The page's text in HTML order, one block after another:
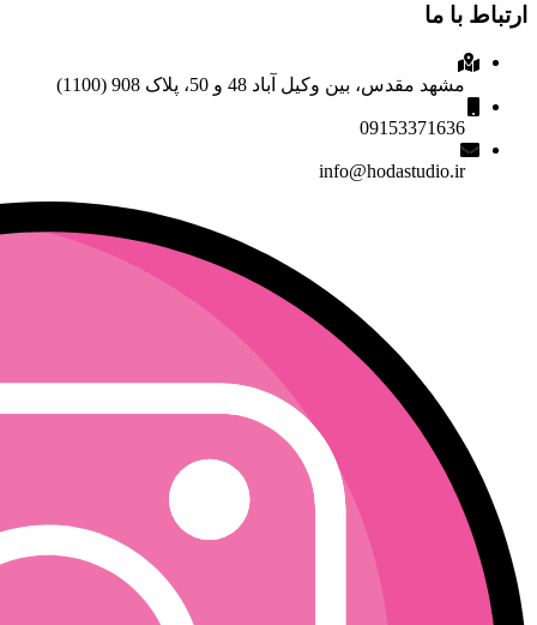
ارتباط با ما
مشهد مقدس، بین وکیل آباد 48 و 50، پلاک 908 (1100)
info@hodastudio.ir